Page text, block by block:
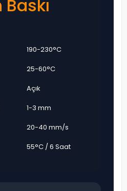
190-230°C
25-60°C
Açık
1-3 mm
20-40 mm/s
55°C / 6 Saat